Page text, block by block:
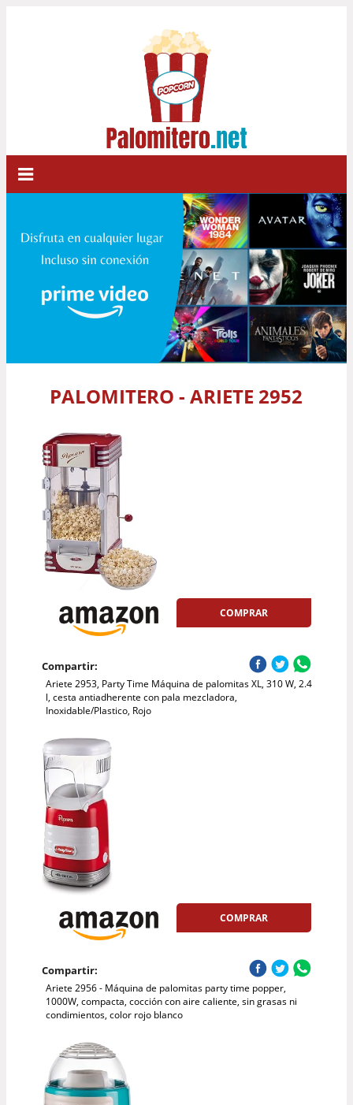
PALOMITERO - ARIETE 2952
COMPRAR
Compartir:
Ariete 2953, Party Time Máquina de palomitas XL, 310 W, 2.4
l, cesta antiadherente con pala mezcladora,
Inoxidable/Plastico, Rojo
COMPRAR
Compartir:
Ariete 2956 - Máquina de palomitas party time popper,
1000W, compacta, cocción con aire caliente, sin grasas ni
condimientos, color rojo blanco